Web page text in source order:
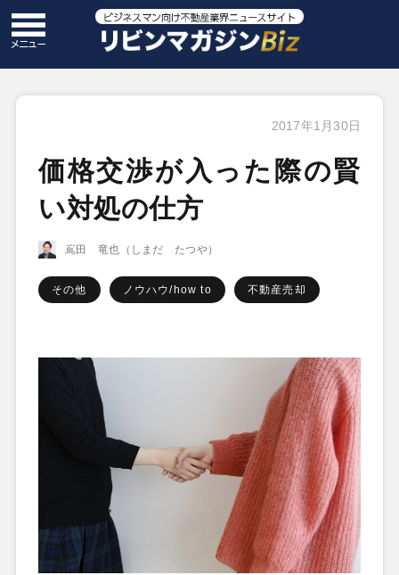
2017年1月30日
価格交渉が入った際の賢
い対処の仕方
嶌田 竜也（しまだ たつや）
その他 ノウハウ/how to 不動産売却